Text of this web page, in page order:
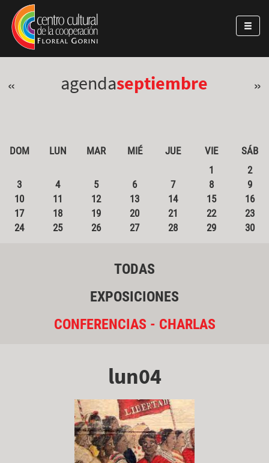
Pasar al contenido principal
Jump to main content
« agendaseptiembre »
DOM LUN MAR MIÉ JUE VIE
SÁB
1
2
3
4 5 6 7 8
9
10
11 12 13 14 15
16
17
18 19 20 21 22
23
24
25 26 27 28 29 30
TODAS
EXPOSICIONES
CONFERENCIAS - CHARLAS
lun04